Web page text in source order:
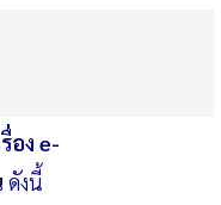
อง e-
ดังนี้